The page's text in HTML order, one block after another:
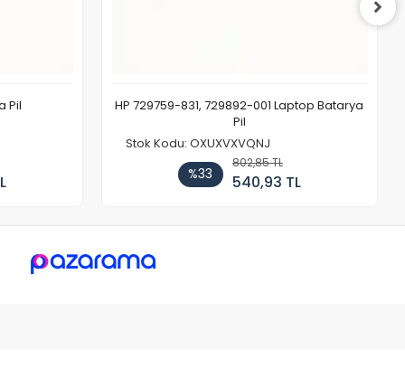
Pil
HP 729759-831, 729892-001 Laptop Batarya
Pil
Stok Kodu: OXUXVXVQNJ
%33
802,85 TL
540,93 TL